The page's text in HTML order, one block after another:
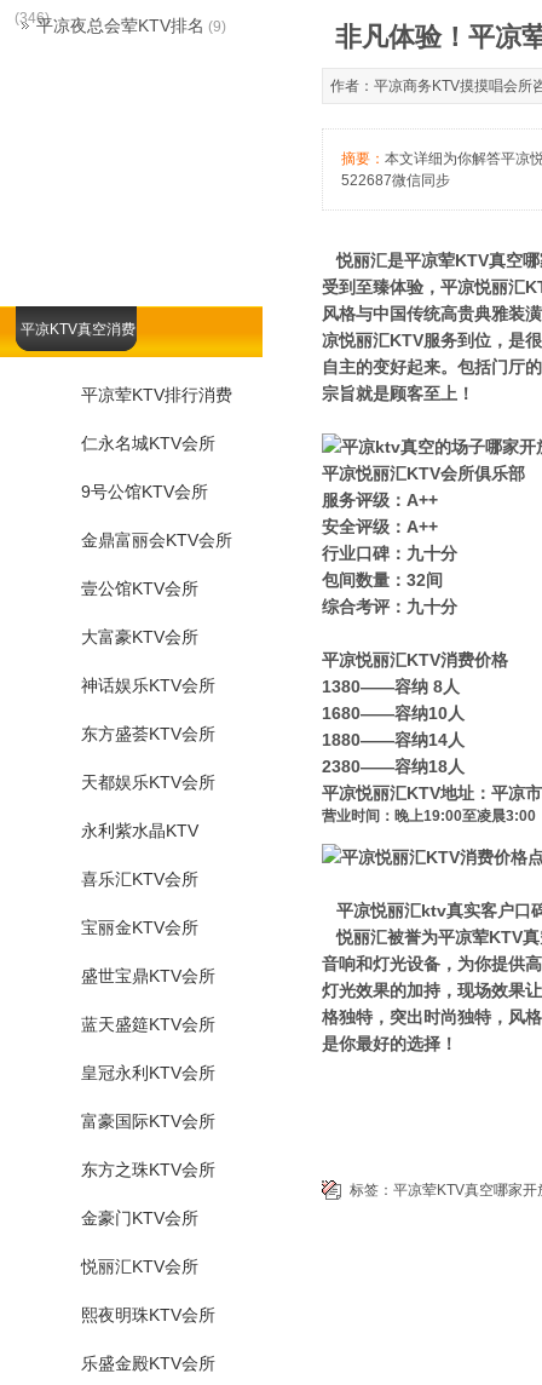
平凉KTV真空消费
平凉荤KTV排行消费
仁永名城KTV会所
9号公馆KTV会所
金鼎富丽会KTV会所
壹公馆KTV会所
大富豪KTV会所
神话娱乐KTV会所
东方盛荟KTV会所
天都娱乐KTV会所
永利紫水晶KTV
喜乐汇KTV会所
宝丽金KTV会所
盛世宝鼎KTV会所
蓝天盛筵KTV会所
皇冠永利KTV会所
富豪国际KTV会所
东方之珠KTV会所
金豪门KTV会所
悦丽汇KTV会所
熙夜明珠KTV会所
乐盛金殿KTV会所
非凡体验！平凉
作者：平凉商务KTV摸摸唱会
摘要： 本文详细为你解答平凉
522687微信同步
悦丽汇是平凉荤KTV真空
受到至臻体验，平凉悦丽汇
风格与中国传统高贵典雅装
凉悦丽汇KTV服务到位，是
自主的变好起来。包括门厅
宗旨就是顾客至上！
平凉悦丽汇KTV会所俱乐部
服务评级：A++
安全评级：A++
行业口碑：九十分
包间数量：32间
综合考评：九十分
平凉悦丽汇KTV消费价格
1380——容纳 8人
1680——容纳10人
1880——容纳14人
2380——容纳18人
平凉悦丽汇KTV地址：平凉
营业时间：晚上19:00至凌晨3:00
平凉悦丽汇ktv真实客户口
悦丽汇被誉为平凉荤KTV
音响和灯光设备，为你提供
灯光效果的加持，现场效果
格独特，突出时尚独特，风
是你最好的选择！
标签： 平凉荤KTV真空哪家开
(346)平凉夜总会荤KTV排名 (9)